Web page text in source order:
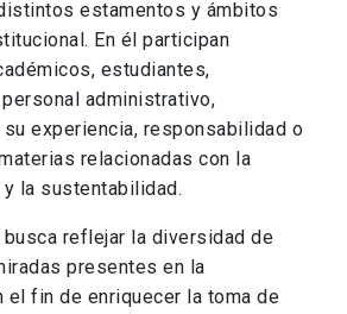
estamentos y ámbitos
En él participan
estudiantes,
administrativo,
experiencia, responsabilidad o
relacionadas con la
la sustentabilidad.
reflejar la diversidad de
presentes en la
el fin de enriquecer la toma de